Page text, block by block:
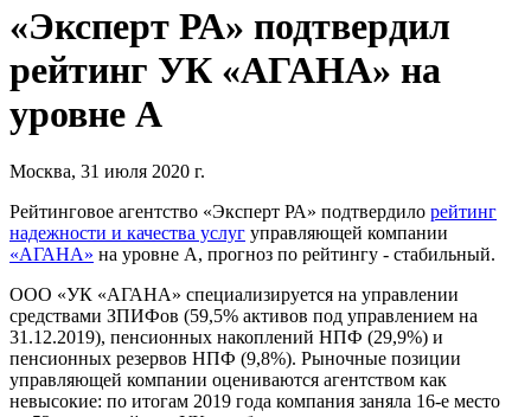
«Эксперт РА» подтвердил
рейтинг УК «АГАНА» на
уровне А
Москва, 31 июля 2020 г.
Рейтинговое агентство «Эксперт РА» подтвердило рейтинг
надежности и качества услуг управляющей компании
«АГАНА» на уровне А, прогноз по рейтингу - стабильный.
ООО «УК «АГАНА» специализируется на управлении
средствами ЗПИФов (59,5% активов под управлением на
31.12.2019), пенсионных накоплений НПФ (29,9%) и
пенсионных резервов НПФ (9,8%). Рыночные позиции
управляющей компании оцениваются агентством как
невысокие: по итогам 2019 года компания заняла 16-е место